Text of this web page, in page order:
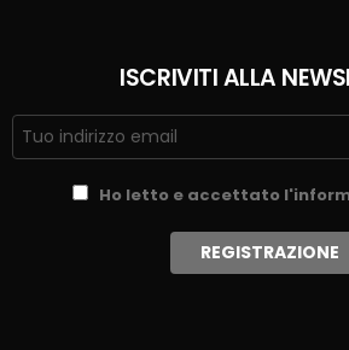
ISCRIVITI ALLA
Ho letto e accettato